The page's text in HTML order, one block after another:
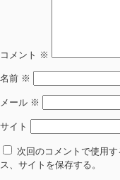
コメント ※
名前 ※
メール ※
サイト
次回のコメントで使用
ス、サイトを保存する。